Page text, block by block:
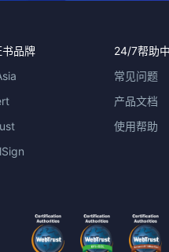
品牌
24/7帮助
常见问题
产品文档
使用帮助